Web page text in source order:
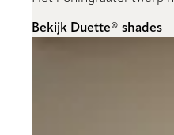
Bekijk Duette® shades